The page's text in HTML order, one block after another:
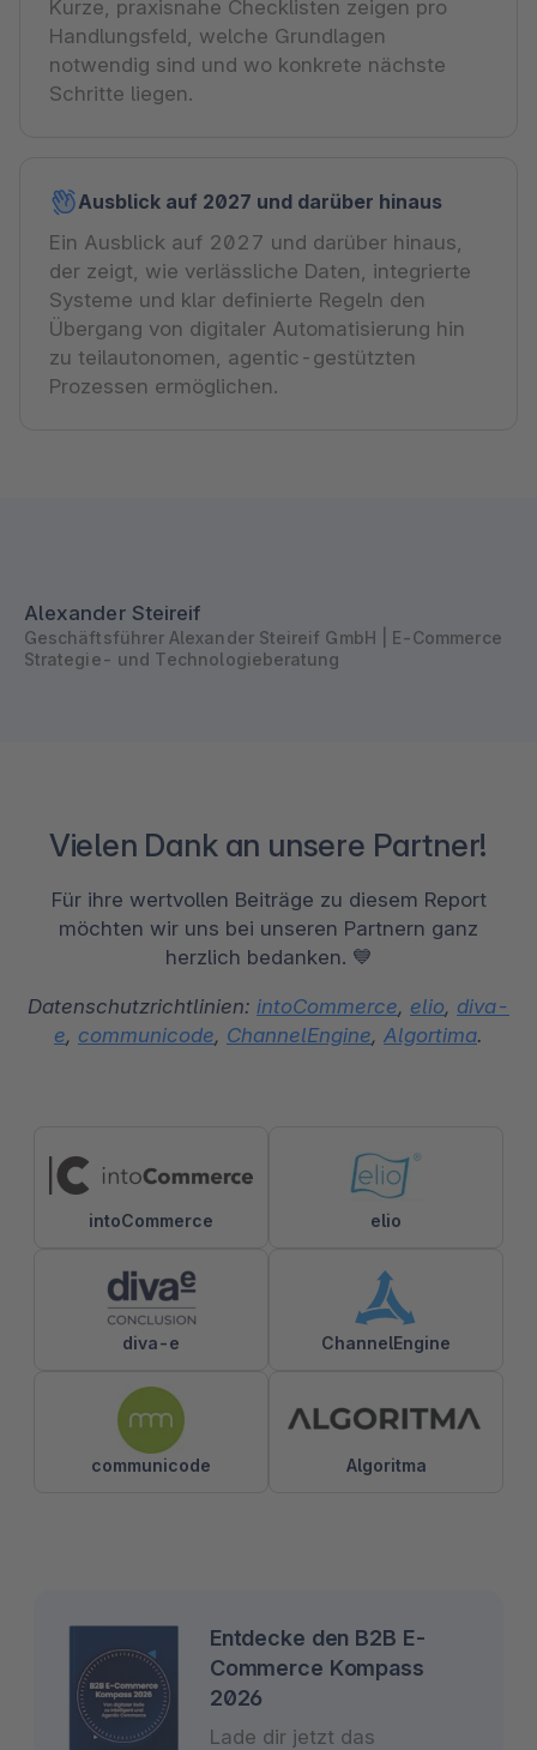
Kurze, praxisnahe Checklisten zeigen pro
Handlungsfeld, welche Grundlagen
notwendig sind und wo konkrete nächste
Schritte liegen.
Ausblick auf 2027 und darüber hinaus
Ein Ausblick auf 2027 und darüber hinaus,
der zeigt, wie verlässliche Daten, integrierte
Systeme und klar definierte Regeln den
Übergang von digitaler Automatisierung hin
zu teilautonomen, agentic-gestützten
Prozessen ermöglichen.
Alexander Steireif
Geschäftsführer Alexander Steireif GmbH | E-Commerce
Strategie- und Technologieberatung
Vielen Dank an unsere Partner!
Für ihre wertvollen Beiträge zu diesem Report
möchten wir uns bei unseren Partnern ganz
herzlich bedanken. 💙
Datenschutzrichtlinien: intoCommerce, elio, diva-
e, communicode, ChannelEngine, Algortima.
intoCommerce elio
diva-e ChannelEngine
communicode Algoritma
Entdecke den B2B E-
Commerce Kompass
2026
Lade dir jetzt das